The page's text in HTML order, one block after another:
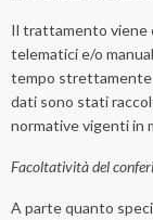
Il trattamento
telematici e/o
tempo strettamente
dati sono stati
normative vigenti in
Facoltatività del
A parte quanto